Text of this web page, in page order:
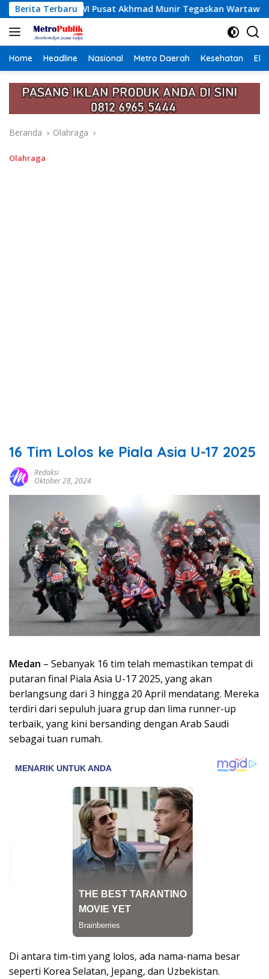
Langsung
ke
konten
Berita Terbaru
Akhmad Munir Tegaskan Wartawan PWI Jangan Terlibat
Home Headline Nasional Metro Daerah Kesehatan
Beranda Olahraga
Olahraga
16 Tim Lolos ke Piala Asia U-17 2025
Redaksi
Oktober 28, 2024
Medan – Sebanyak 16 tim telah memastikan tempat di
putaran final Piala Asia U-17 2025, yang akan
berlangsung dari 3 hingga 20 April mendatang. Mereka
terdiri dari sepuluh juara grup dan lima runner-up
terbaik, yang kini bersanding dengan Arab Saudi
sebagai tuan rumah.
Di antara tim-tim yang lolos, ada nama-nama besar
seperti Korea Selatan, Jepang, dan Uzbekistan.